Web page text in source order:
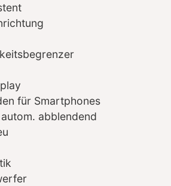
für Smartphones
abblendend